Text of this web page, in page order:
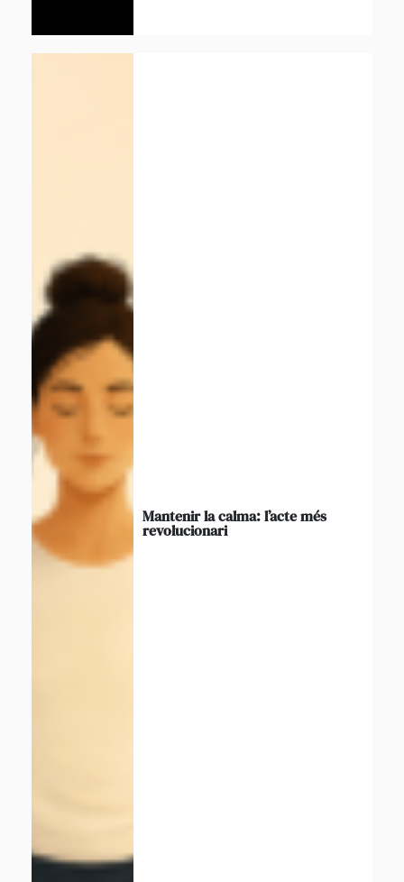
Mantenir la calma: l’acte més
revolucionari